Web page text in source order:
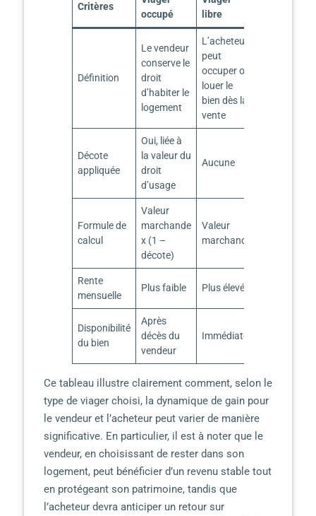
Critères
occupé
libre
Définition
Le vendeur
conserve le
droit
d’habiter le
logement
L’acheteur
peut
occuper ou
louer le
bien dès la
vente
Décote
appliquée
Oui, liée à
la valeur du
droit
d’usage
Aucune
Formule de
calcul
Valeur
marchande
x (1 –
décote)
Valeur
marchande
Rente
mensuelle
Plus faible Plus élevée
Disponibilité
du bien
Après
décès du
vendeur
Immédiate
Ce tableau illustre clairement comment, selon le
type de viager choisi, la dynamique de gain pour
le vendeur et l’acheteur peut varier de manière
significative. En particulier, il est à noter que le
vendeur, en choisissant de rester dans son
logement, peut bénéficier d’un revenu stable tout
en protégeant son patrimoine, tandis que
l’acheteur devra anticiper un retour sur